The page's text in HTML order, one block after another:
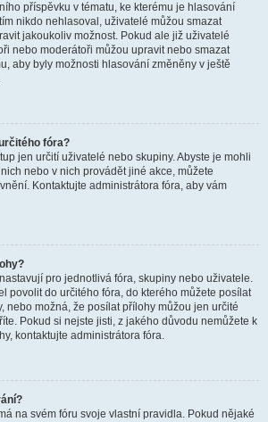
příspěvku v tématu, ke kterému je hlasování
nikdo nehlasoval, uživatelé můžou smazat
jakoukoliv možnost. Pokud ale již uživatelé
nebo moderátoři můžou upravit nebo smazat
aby byly možnosti hlasování změněny v ještě
fóra?
jen určití uživatelé nebo skupiny. Abyste je mohli
nebo v nich provádět jiné akce, můžete
Kontaktujte administrátora fóra, aby vám
pro jednotlivá fóra, skupiny nebo uživatele.
povolit do určitého fóra, do kterého můžete posílat
nebo možná, že posílat přílohy můžou jen určité
Pokud si nejste jisti, z jakého důvodu nemůžete k
kontaktujte administrátora fóra.
na svém fóru svoje vlastní pravidla. Pokud nějaké